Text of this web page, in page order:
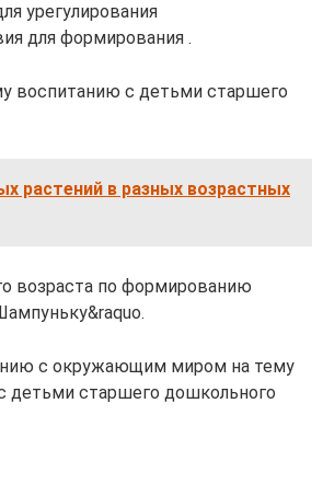
урегулирования
для формирования .
воспитанию с детьми старшего
растений в разных возрастных
возраста по формированию
с окружающим миром на тему
детьми старшего дошкольного